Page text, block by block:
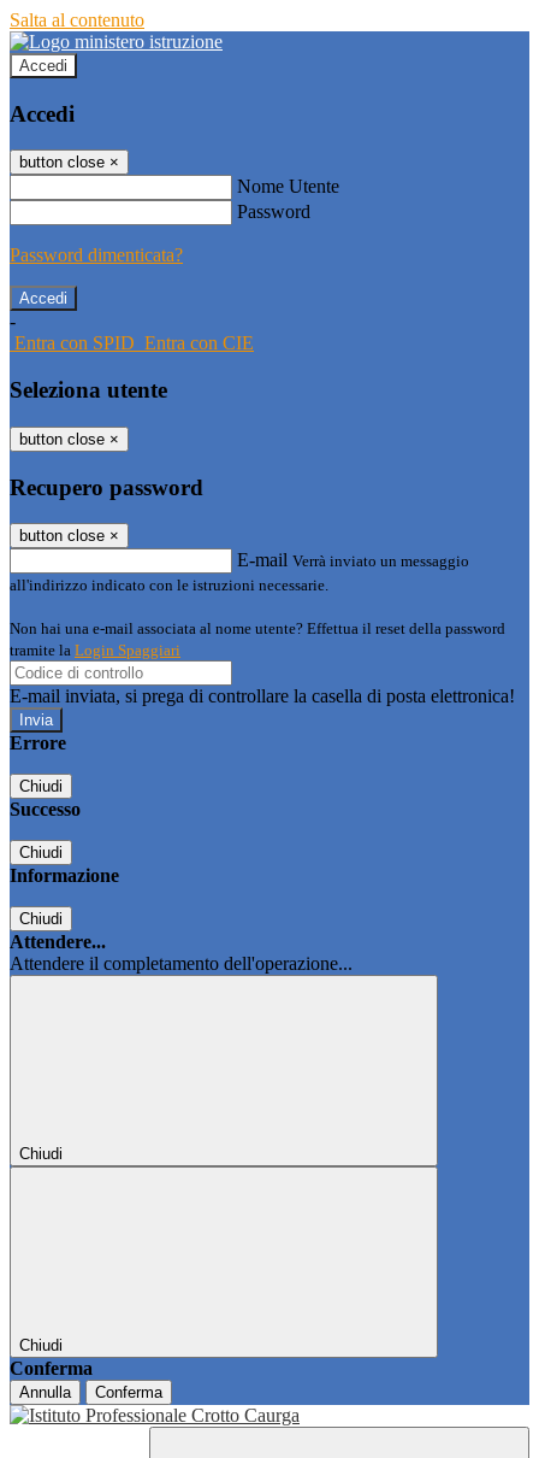
Salta al contenuto
Accedi
Accedi
button close ×
Nome Utente
Password
Password dimenticata?
-
Entra con SPID Entra con CIE
Seleziona utente
button close ×
Recupero password
button close ×
E-mail Verrà inviato un messaggio
all'indirizzo indicato con le istruzioni necessarie.
Non hai una e-mail associata al nome utente? Effettua il reset della password
tramite la Login Spaggiari
E-mail inviata, si prega di controllare la casella di posta elettronica!
Errore
Chiudi
Successo
Chiudi
Informazione
Chiudi
Attendere...
Attendere il completamento dell'operazione...
Chiudi
Chiudi
Conferma
Annulla Conferma